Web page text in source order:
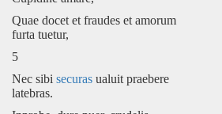
Quae docet et fraudes et amorum
furta tuetur,
5
Nec sibi securas ualuit praebere
latebras.